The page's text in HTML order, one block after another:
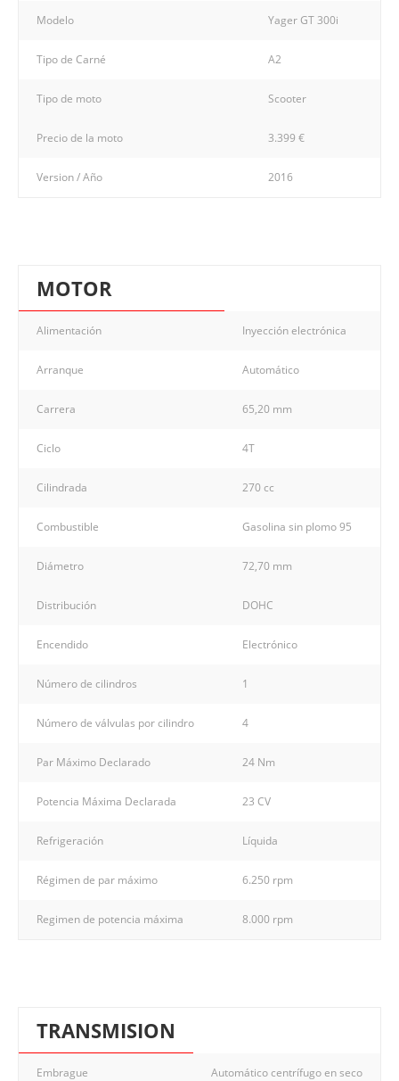
Modelo Yager GT 300i
Tipo de Carné A2
Tipo de moto Scooter
Precio de la moto 3.399 €
Version / Año 2016
MOTOR
Alimentación Inyección electrónica
Arranque Automático
Carrera 65,20 mm
Ciclo 4T
Cilindrada 270 cc
Combustible Gasolina sin plomo 95
Diámetro 72,70 mm
Distribución DOHC
Encendido Electrónico
Número de cilindros 1
Número de válvulas por cilindro 4
Par Máximo Declarado 24 Nm
Potencia Máxima Declarada 23 CV
Refrigeración Líquida
Régimen de par máximo 6.250 rpm
Regimen de potencia máxima 8.000 rpm
TRANSMISION
Embrague Automático centrífugo en seco